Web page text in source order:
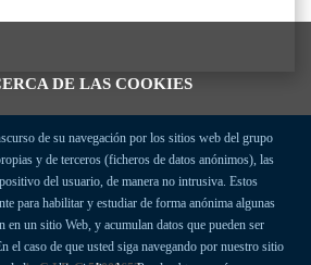
DE LAS COOKIES
de su navegación por los sitios web del grupo
y de terceros (ficheros de datos anónimos), las
del usuario, de manera no intrusiva. Estos
para habilitar y estudiar de forma anónima algunas
en un sitio Web, y acumulan datos que pueden ser
el caso de que usted siga navegando por nuestro sitio